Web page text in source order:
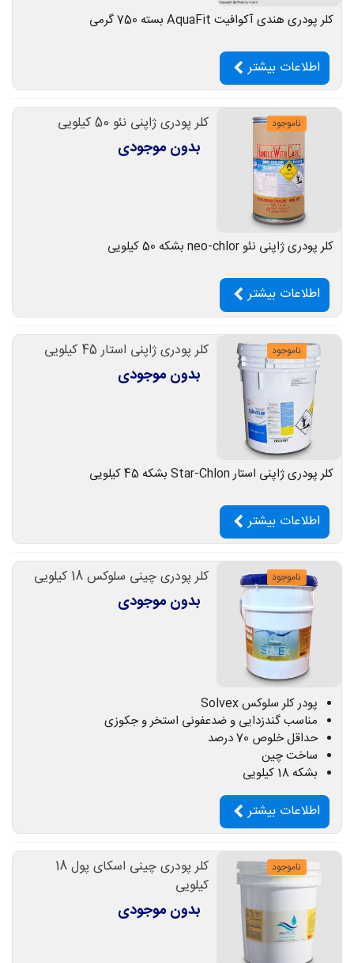
کلر پودری هندی آکوافیت AquaFit بسته 750 گرمی
اطلاعات بیشتر
ناموجود کلر پودری ژاپنی نئو 50 کیلویی
بدون موجودی
کلر پودری ژاپنی نئو neo-chlor بشکه 50 کیلویی
اطلاعات بیشتر
ناموجود کلر پودری ژاپنی استار 45 کیلویی
بدون موجودی
کلر پودری ژاپنی استار Star-Chlon بشکه 45 کیلویی
اطلاعات بیشتر
ناموجود کلر پودری چینی سلوکس 18 کیلویی
بدون موجودی
پودر کلر سلوکس Solvex
مناسب گندزدایی و ضدعفونی استخر و جکوزی
حداقل خلوص 70 درصد
ساخت چین
بشکه 18 کیلویی
اطلاعات بیشتر
ناموجود
کلر پودری چینی اسکای پول 18
کیلویی
بدون موجودی